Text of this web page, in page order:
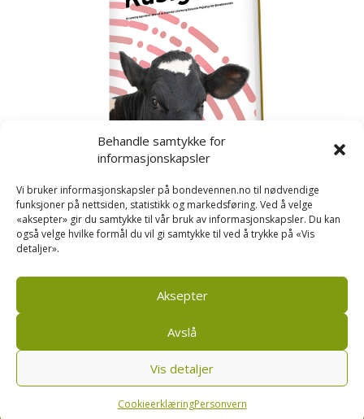
Behandle samtykke for
informasjonskapsler
Vi bruker informasjonskapsler på bondevennen.no til nødvendige
funksjoner på nettsiden, statistikk og markedsføring. Ved å velge
«aksepter» gir du samtykke til vår bruk av informasjonskapsler. Du kan
også velge hvilke formål du vil gi samtykke til ved å trykke på «Vis
detaljer».
Aksepter
Avslå
Vis detaljer
CookieerklæringPersonvern
Kusignal
Bondevennen SA, Pb 208, sentrum, 4001 Stavanger
Personvern og cookies regler